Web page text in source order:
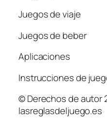
Juegos de viaje
Juegos de beber
Aplicaciones
Instrucciones de
© Derechos de autor
lasreglasdeljuego.es